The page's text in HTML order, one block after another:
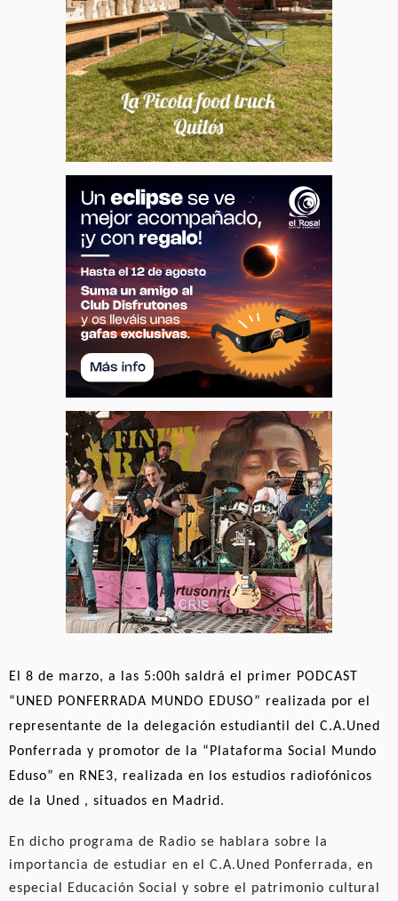
El 8 de marzo, a las 5:00h saldrá el primer PODCAST
“UNED PONFERRADA MUNDO EDUSO” realizada por el
representante de la delegación estudiantil del C.A.Uned
Ponferrada y promotor de la “Plataforma Social Mundo
Eduso” en RNE3, realizada en los estudios radiofónicos
de la Uned , situados en Madrid.
En dicho programa de Radio se hablara sobre la
importancia de estudiar en el C.A.Uned Ponferrada, en
especial Educación Social y sobre el patrimonio cultural